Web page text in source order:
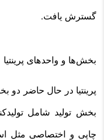
گسترش یافت.
بخش‌ها و واحدهای پرینتیا
پرینتیا در حال حاضر
بخش تولید شامل
چاپی و اختصاصی مثل